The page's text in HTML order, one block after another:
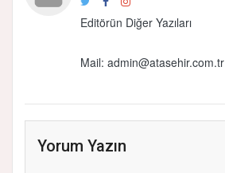
Editörün Diğer Yazıları
Mail: admin@atasehir.com.tr
Yorum Yazın